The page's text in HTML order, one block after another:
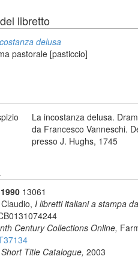
libretto
delusa
pastorale [pasticcio]
La incostanza delusa.
da Francesco Vanneschi.
presso J. Hughs, 1745
13061
I libretti italiani a stampa
Century Collections Online,
Title Catalogue, 2003